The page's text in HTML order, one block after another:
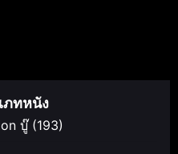
ภทหนัง
บู๊(193)